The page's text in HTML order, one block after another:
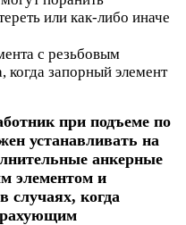
или как-либо иначе
с резьбовым
запорный элемент
при подъеме по
устанавливать на
анкерные
элементом и
случаях, когда